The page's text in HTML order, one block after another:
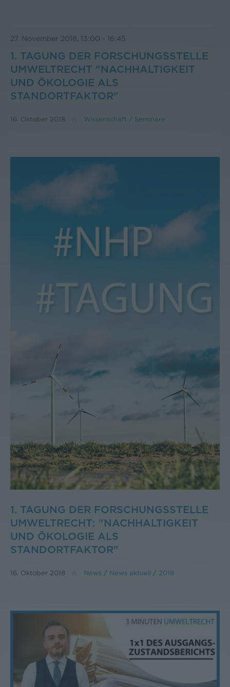
27. November 2018, 13:00 - 16:45
1. TAGUNG DER FORSCHUNGSSTELLE
UMWELTRECHT "NACHHALTIGKEIT
UND ÖKOLOGIE ALS
STANDORTFAKTOR"
16. Oktober 2018 Wissenschaft / Seminare
1. TAGUNG DER FORSCHUNGSSTELLE
UMWELTRECHT: "NACHHALTIGKEIT
UND ÖKOLOGIE ALS
STANDORTFAKTOR"
16. Oktober 2018 News / News aktuell / 2018